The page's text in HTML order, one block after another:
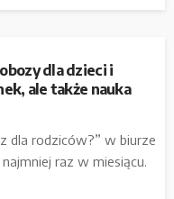
dla dzieci i
ale także nauka
dla rodziców?” w biurze
raz w miesiącu.